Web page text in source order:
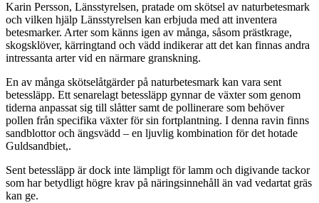
Karin Persson, Länsstyrelsen, pratade om skötsel av naturbetesmark
och vilken hjälp Länsstyrelsen kan erbjuda med att inventera
betesmarker. Arter som känns igen av många, såsom prästkrage,
skogsklöver, kärringtand och vädd indikerar att det kan finnas andra
intressanta arter vid en närmare granskning.
En av många skötselåtgärder på naturbetesmark kan vara sent
betessläpp. Ett senarelagt betessläpp gynnar de växter som genom
tiderna anpassat sig till slåtter samt de pollinerare som behöver
pollen från specifika växter för sin fortplantning. I denna ravin finns
sandblottor och ängsvädd – en ljuvlig kombination för det hotade
Guldsandbiet,.
Sent betessläpp är dock inte lämpligt för lamm och digivande tackor
som har betydligt högre krav på näringsinnehåll än vad vedartat gräs
kan ge.